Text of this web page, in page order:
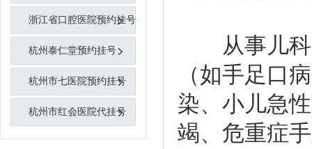
浙江省口腔医院预约挂号
杭州泰仁堂预约挂号
杭州市七医院预约挂号
杭州市红会医院代挂号
从事儿科
（如手足口
染、小儿急
竭、危重症